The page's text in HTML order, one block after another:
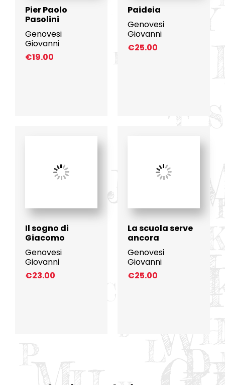
Pier Paolo
Pasolini
Genovesi
Giovanni
€19.00
Paideia
Genovesi
Giovanni
€25.00
Il sogno di
Giacomo
Genovesi
Giovanni
€23.00
La scuola serve
ancora
Genovesi
Giovanni
€25.00